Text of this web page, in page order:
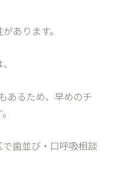
あります。
あるため、早めのチ
歯並び・口呼吸相談